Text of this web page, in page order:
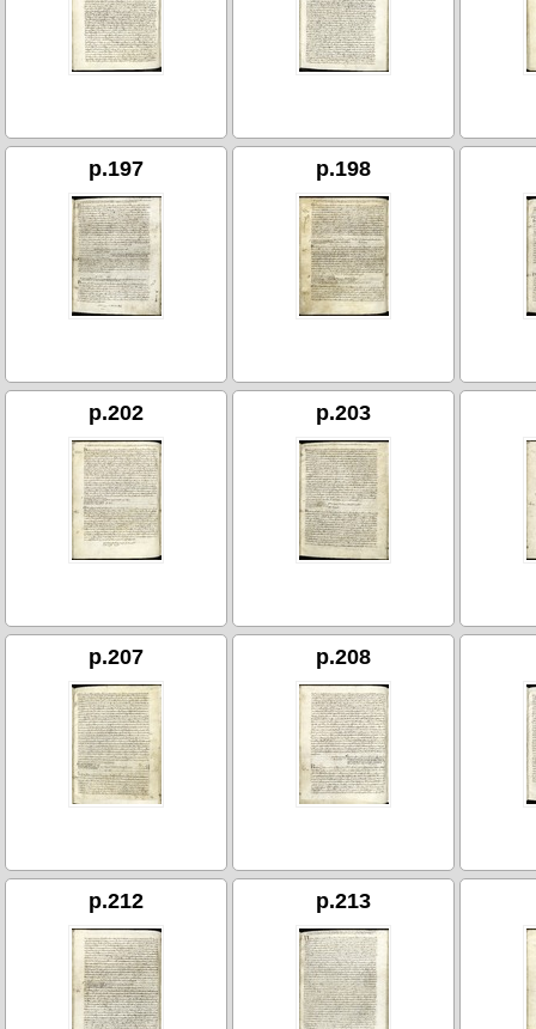
p.197 p.198
p.202 p.203
p.207 p.208
p.212 p.213